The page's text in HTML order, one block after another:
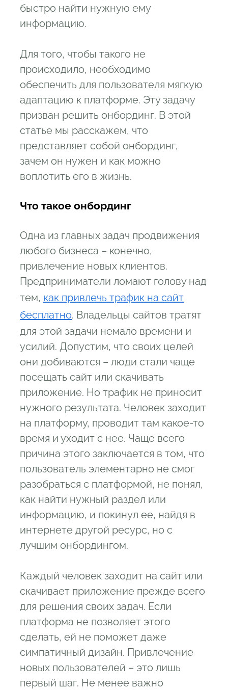
быстро найти нужную ему
информацию.
Для того, чтобы такого не
происходило, необходимо
обеспечить для пользователя мягкую
адаптацию к платформе. Эту задачу
призван решить онбординг. В этой
статье мы расскажем, что
представляет собой онбординг,
зачем он нужен и как можно
воплотить его в жизнь.
Что такое онбординг
Одна из главных задач продвижения
любого бизнеса – конечно,
привлечение новых клиентов.
Предприниматели ломают голову над
тем, как привлечь трафик на сайт
бесплатно. Владельцы сайтов тратят
для этой задачи немало времени и
усилий. Допустим, что своих целей
они добиваются – люди стали чаще
посещать сайт или скачивать
приложение. Но трафик не приносит
нужного результата. Человек заходит
на платформу, проводит там какое-то
время и уходит с нее. Чаще всего
причина этого заключается в том, что
пользователь элементарно не смог
разобраться с платформой, не понял,
как найти нужный раздел или
информацию, и покинул ее, найдя в
интернете другой ресурс, но с
лучшим онбордингом.
Каждый человек заходит на сайт или
скачивает приложение прежде всего
для решения своих задач. Если
платформа не позволяет этого
сделать, ей не поможет даже
симпатичный дизайн. Привлечение
новых пользователей – это лишь
первый шаг. Не менее важно